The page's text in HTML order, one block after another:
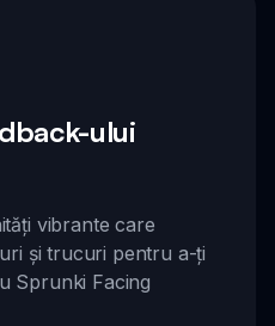
ului
vibrante care
și trucuri pentru a-ți
Sprunki Facing